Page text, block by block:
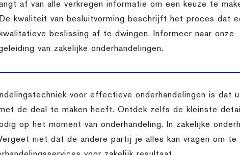
af van alle verkregen informatie om een keuze te
kwaliteit van besluitvorming beschrijft het proces dat
beslissing af te dwingen. Informeer naar onze
van zakelijke onderhandelingen.
voor effectieve onderhandelingen is dat
de deal te maken heeft. Ontdek zelfs de kleinste
op het moment van onderhandeling. In zakelijke
niet dat de andere partij je alles kan vragen om te